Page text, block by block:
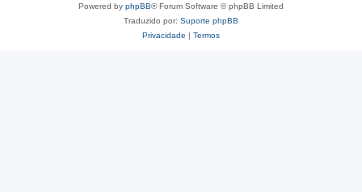
Powered by phpBB® Forum Software © phpBB Limited
Traduzido por: Suporte phpBB
Privacidade | Termos